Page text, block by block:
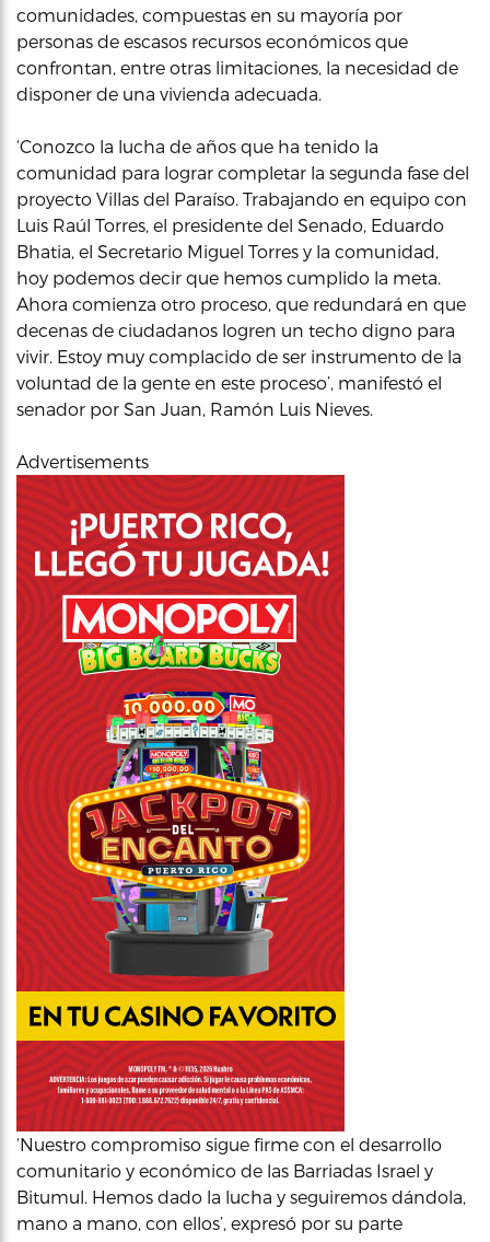
comunidades, compuestas en su mayoría por
personas de escasos recursos económicos que
confrontan, entre otras limitaciones, la necesidad de
disponer de una vivienda adecuada.
‘Conozco la lucha de años que ha tenido la
comunidad para lograr completar la segunda fase del
proyecto Villas del Paraíso. Trabajando en equipo con
Luis Raúl Torres, el presidente del Senado, Eduardo
Bhatia, el Secretario Miguel Torres y la comunidad,
hoy podemos decir que hemos cumplido la meta.
Ahora comienza otro proceso, que redundará en que
decenas de ciudadanos logren un techo digno para
vivir. Estoy muy complacido de ser instrumento de la
voluntad de la gente en este proceso’, manifestó el
senador por San Juan, Ramón Luis Nieves.
Advertisements
‘Nuestro compromiso sigue firme con el desarrollo
comunitario y económico de las Barriadas Israel y
Bitumul. Hemos dado la lucha y seguiremos dándola,
mano a mano, con ellos’, expresó por su parte